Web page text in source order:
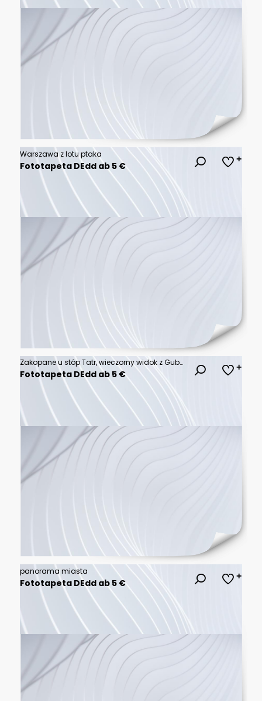
Warszawa z lotu ptaka
Fototapeta DEdd ab 5 €
Zakopane u stóp Tatr, wieczorny widok z Gubałówki
Fototapeta DEdd ab 5 €
panorama miasta
Fototapeta DEdd ab 5 €